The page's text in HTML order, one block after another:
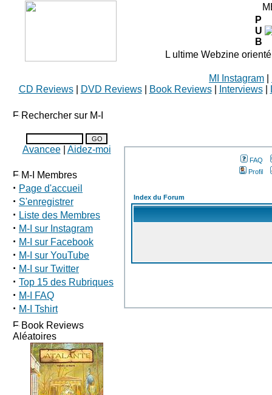
P
U
B
L ultime Webzine
MI Instagram
CD Reviews| DVD Reviews| Book Reviews| Interviews|
Rechercher sur M-I
Avancee| Aidez-moi
M-I Membres
· Page d'accueil
· S'enregistrer
· Liste des Membres
· M-I sur Instagram
· M-I sur Facebook
· M-I sur YouTube
· M-I sur Twitter
· Top 15 des Rubriques
· M-I FAQ
· M-I Tshirt
Book Reviews
Aléatoires
FAQ
Profil
Index du Forum